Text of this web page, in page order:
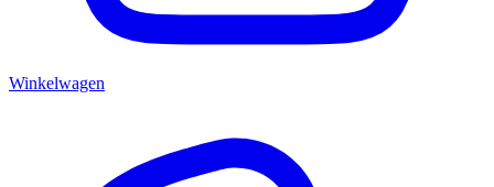
Winkelwagen